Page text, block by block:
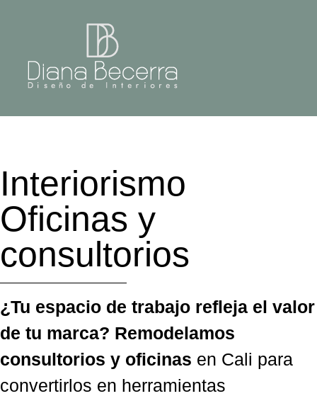
Interiorismo
Oficinas y
consultorios
¿Tu espacio de trabajo refleja el valor
de tu marca? Remodelamos
consultorios y oficinas en Cali para
convertirlos en herramientas